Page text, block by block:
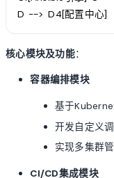
D --> D4[配置中心]
核心模块及功能：
容器编排模块
基于
开发自定义
实现多集群
CI/CD集成模块